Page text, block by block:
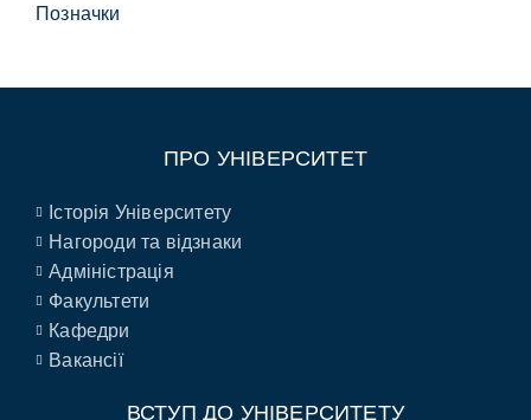
Позначки
ПРО УНІВЕРСИТЕТ
Історія Університету
Нагороди та відзнаки
Адміністрація
Факультети
Кафедри
Вакансії
ВСТУП ДО УНІВЕРСИТЕТУ